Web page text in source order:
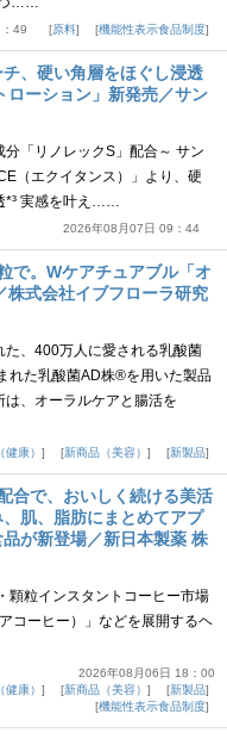
49 原料 機能性表示食品制度
、硬い角層をほぐし浸透
ローション」新発売／サン
分「リノレックS」配合～ サン
（エクイタンス）」より、硬
*³ 実感を叶え……
2026年08月07日 09：44
で。Wケアチュアブル「オ
株式会社イブフローラ研究
た、400万人に愛される乳酸菌
れた乳酸菌AD株®を用いた製品
、オーラルケアと腸活を
康） 新商品（美容） 新製品
合で、おいしく続ける美活
肌、脂肪にまとめてアプ
が新登場／新日本製薬 株
顆粒インスタントコーヒー市場
コーヒー）」などを展開するヘ
2026年08月06日 18：00
康） 新商品（美容）
新製品
機能性表示食品制度